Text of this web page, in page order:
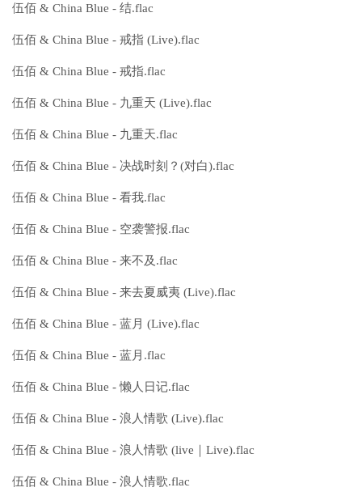
伍佰 & China Blue - 结.flac
伍佰 & China Blue - 戒指 (Live).flac
伍佰 & China Blue - 戒指.flac
伍佰 & China Blue - 九重天 (Live).flac
伍佰 & China Blue - 九重天.flac
伍佰 & China Blue - 决战时刻？(对白).flac
伍佰 & China Blue - 看我.flac
伍佰 & China Blue - 空袭警报.flac
伍佰 & China Blue - 来不及.flac
伍佰 & China Blue - 来去夏威夷 (Live).flac
伍佰 & China Blue - 蓝月 (Live).flac
伍佰 & China Blue - 蓝月.flac
伍佰 & China Blue - 懒人日记.flac
伍佰 & China Blue - 浪人情歌 (Live).flac
伍佰 & China Blue - 浪人情歌 (live｜Live).flac
伍佰 & China Blue - 浪人情歌.flac